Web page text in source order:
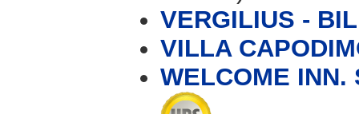
VERGILIUS -
VILLA
WELCOME INN.